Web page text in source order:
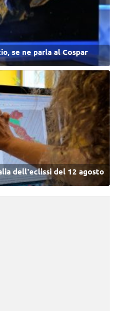
se ne parla al Cospar
dell'eclissi del 12 agosto